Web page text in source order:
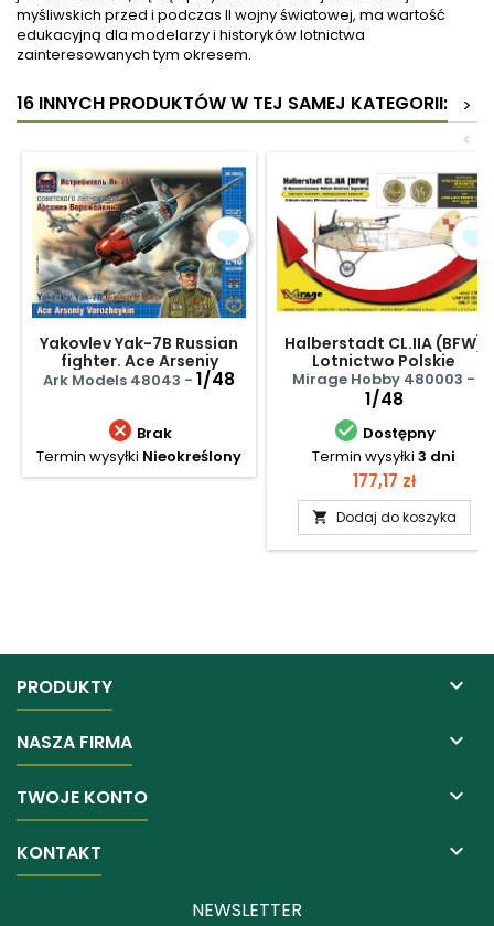
myśliwskich przed i podczas II wojny światowej, ma wartość
edukacyjną dla modelarzy i historyków lotnictwa
zainteresowanych tym okresem.
16 INNYCH PRODUKTÓW W TEJ SAMEJ KATEGORII:
>
<
Yakovlev Yak-7B Russian
fighter. Ace Arseniy
Vorozheykin
Ark Models 48043 - 1/48
 Brak
Termin wysyłki Nieokreślony
Halberstadt CL.IIA (BFW)
Lotnictwo Polskie
Mirage Hobby 480003 -
1/48
 Dostępny
Termin wysyłki 3 dni
Cena
177,17 zł
 Dodaj do koszyka
PRODUKTY 
NASZA FIRMA 
TWOJE KONTO 
KONTAKT 
NEWSLETTER